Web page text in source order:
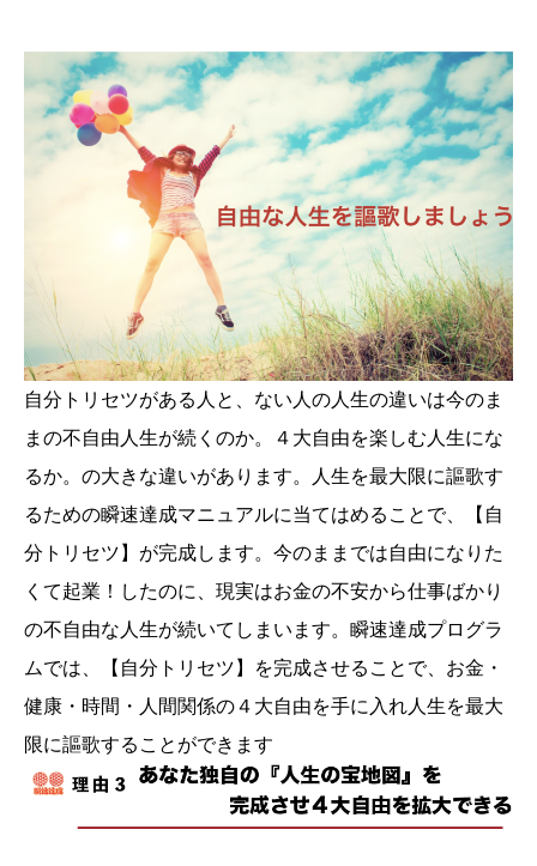
自分トリセツがある人と、ない人の人生の違いは今のま
まの不自由人生が続くのか。４大自由を楽しむ人生にな
るか。の大きな違いがあります。人生を最大限に謳歌す
るための瞬速達成マニュアルに当てはめることで、【自
分トリセツ】が完成します。今のままでは自由になりた
くて起業！したのに、現実はお金の不安から仕事ばかり
の不自由な人生が続いてしまいます。瞬速達成プログラ
ムでは、【自分トリセツ】を完成させることで、お金・
健康・時間・人間関係の４大自由を手に入れ人生を最大
限に謳歌することができます